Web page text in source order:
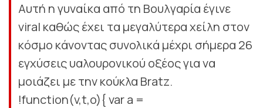
Αυτή η γυναίκα από τη Βουλγαρία έγινε
viral καθώς έχει τα μεγαλύτερα χείλη στον
κόσμο κάνοντας συνολικά μέχρι σήμερα 26
εγχύσεις υαλουρονικού οξέος για να
μοιάζει με την κούκλα Bratz.
!function(v,t,o){ var a =